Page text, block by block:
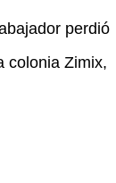
perdió
colonia Zimix,